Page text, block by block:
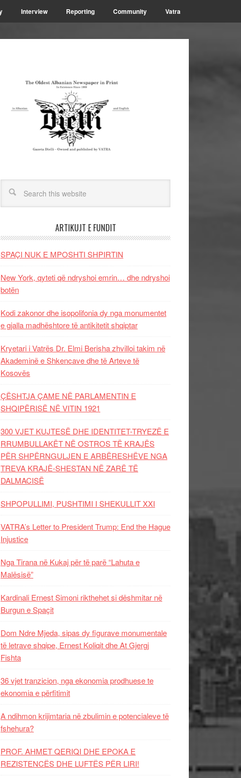
Interview Reporting Community Vatra
ARTIKUJT E FUNDIT
SPAÇI NUK E MPOSHTI SHPIRTIN
New York, qyteti që ndryshoi emrin… dhe ndryshoi
botën
Kodi zakonor dhe isopolifonia dy nga monumentet
e gjalla madhështore të antikitetit shqiptar
Kryetari i Vatrës Dr. Elmi Berisha zhvilloi takim në
Akademinë e Shkencave dhe të Arteve të
Kosovës
ÇËSHTJA ÇAME NË PARLAMENTIN E
SHQIPËRISË NË VITIN 1921
300 VJET KUJTESË DHE IDENTITET-TRYEZË E
RRUMBULLAKËT NË OSTROS TË KRAJËS
PËR SHPËRNGULJEN E ARBËRESHËVE NGA
TREVA KRAJË-SHESTAN NË ZARË TË
DALMACISË
SHPOPULLIMI, PUSHTIMI I SHEKULLIT XXI
VATRA’s Letter to President Trump: End the Hague
Injustice
Nga Tirana në Kukaj për të parë “Lahuta e
Malësisë”
Kardinali Ernest Simoni rikthehet si dëshmitar në
Burgun e Spaçit
Dom Ndre Mjeda, sipas dy figurave monumentale
të letrave shqipe, Ernest Koliqit dhe At Gjergj
Fishta
36 vjet tranzicion, nga ekonomia prodhuese te
ekonomia e përfitimit
A ndihmon krijimtaria në zbulimin e potencialeve të
fshehura?
PROF. AHMET QERIQI DHE EPOKA E
REZISTENCЁS DHE LUFTЁS PЁR LIRI!